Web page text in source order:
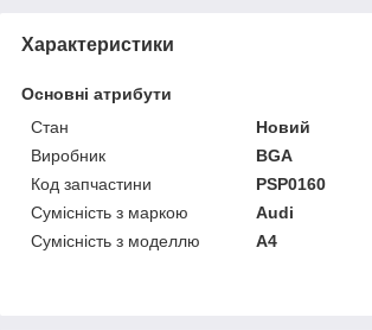
Характеристики
Основні атрибути
Стан
Новий
Виробник
BGA
Код запчастини
PSP0160
Сумісність з маркою
Audi
Сумісність з моделлю
A4